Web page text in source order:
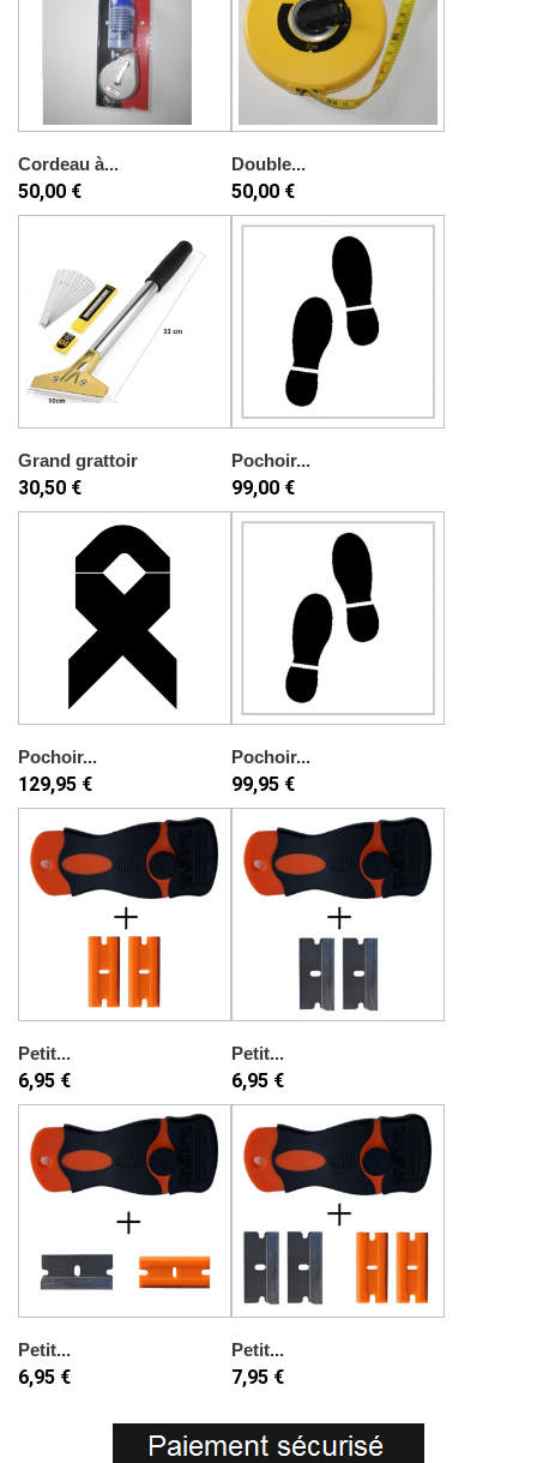
Cordeau à...
50,00 €
Double...
50,00 €
Grand grattoir
30,50 €
Pochoir...
99,00 €
Pochoir...
129,95 €
Pochoir...
99,95 €
Petit...
6,95 €
Petit...
6,95 €
Petit...
6,95 €
Petit...
7,95 €